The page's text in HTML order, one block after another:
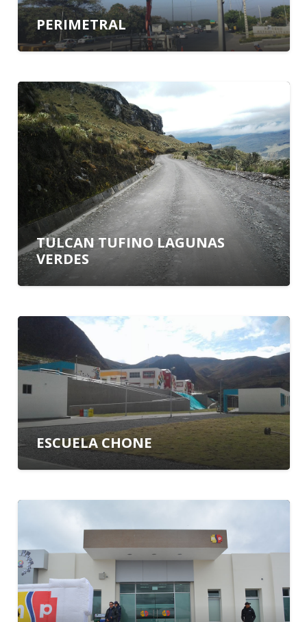
PERIMETRAL
TULCAN TUFINO LAGUNAS
VERDES
ESCUELA CHONE